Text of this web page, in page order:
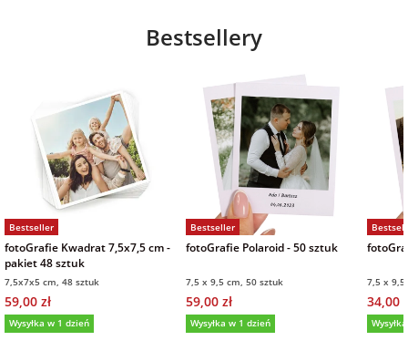
Bestsellery
Bestseller
fotoGrafie Kwadrat 7,5x7,5 cm -
pakiet 48 sztuk
7,5x7x5 cm, 48 sztuk
59,00 zł
Wysyłka w 1 dzień
Bestseller
fotoGrafie Polaroid - 50 sztuk
7,5 x 9,5 cm, 50 sztuk
59,00 zł
Wysyłka w 1 dzień
7,5 x
34,00